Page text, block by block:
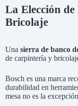
La Elección de
Bricolaje
Una sierra de banco
de carpintería y
Bosch es una marca
durabilidad en
mesa no es la